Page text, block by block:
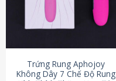
Trứng Rung Aphojoy
Không Dây 7 Chế Độ Rung